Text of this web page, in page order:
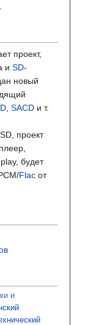
проект,
и SD-
новый
SACD и т.
проект
будет
Flac от
и